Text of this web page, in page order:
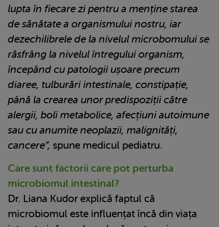
lupta în fiecare zi pentru a menține starea
de sănătate a organismului nostru, iar
dezechilibrele de la nivelul microbomului se
răsfrâng la nivelul întregului organism,
începând cu patologii ușoare precum
diaree, tulburări intestinale, constipație,
până la crearea unor predispoziții către
alergii, boli metabolice, afecțiuni autoimune
sau cu anumite neoplazii, malignități,
cancere”, spune medicul pediatru.
Care sunt factorii care pot perturba
microbiomul intestinal?
Dr. Liana Kudor explică faptul că
microbiomul este influențat încă din viața